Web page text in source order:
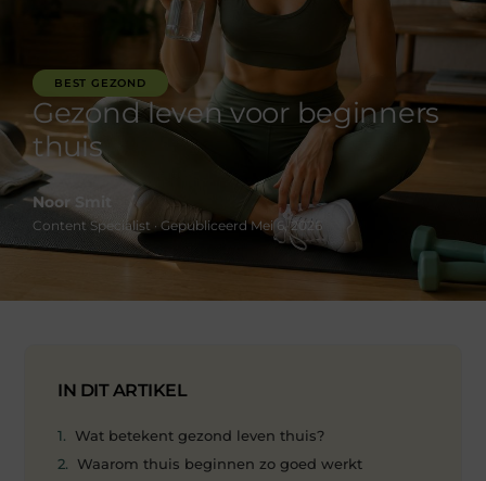
BEST GEZOND
Gezond leven voor beginners
thuis
Noor Smit
Content Specialist · Gepubliceerd Mei 6, 2026
IN DIT ARTIKEL
Wat betekent gezond leven thuis?
Waarom thuis beginnen zo goed werkt